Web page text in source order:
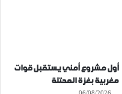
أول مشروع أمني يستقبل قوات
مغربية بغزة المحتلة